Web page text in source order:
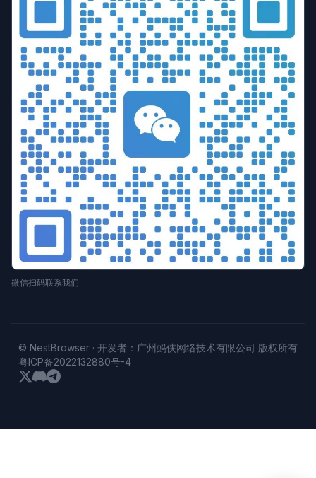
微信扫码联系我们
© NestBrowser · 开发者：广州蚂侠网络技术有限公司 版权所有
粤ICP备2022132880号-4